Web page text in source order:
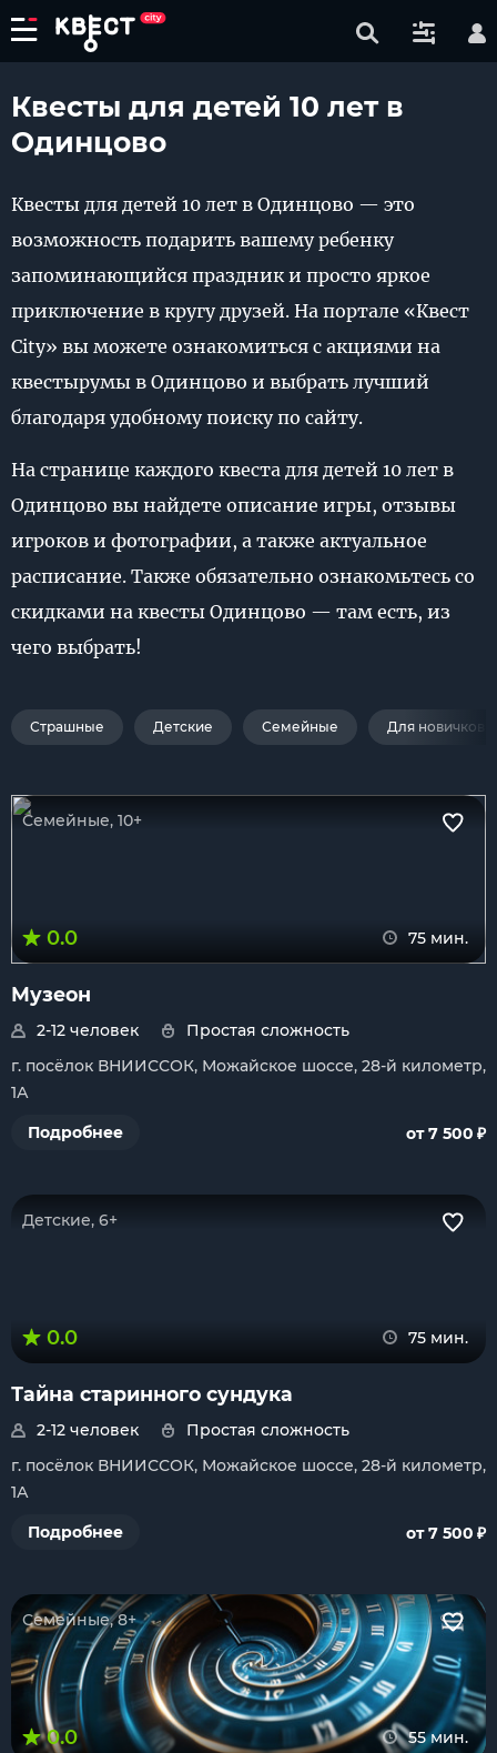
Квесты для детей 10 лет в
Одинцово
Квесты для детей 10 лет в Одинцово — это
возможность подарить вашему ребенку
запоминающийся праздник и просто яркое
приключение в кругу друзей. На портале «Квест
City» вы можете ознакомиться с акциями на
квестырумы в Одинцово и выбрать лучший
благодаря удобному поиску по сайту.
На странице каждого квеста для детей 10 лет в
Одинцово вы найдете описание игры, отзывы
игроков и фотографии, а также актуальное
расписание. Также обязательно ознакомьтесь со
скидками на квесты Одинцово — там есть, из
чего выбрать!
Страшные Детские Семейные Для новичков
Семейные, 10+
0.0 75 мин.
Музеон
2-12 человек
Простая сложность
г. посёлок ВНИИССОК, Можайское шоссе, 28-й километр,
1А
Подробнее
от 7 500 ₽
Детские, 6+
0.0 75 мин.
Тайна старинного сундука
2-12 человек
Простая сложность
г. посёлок ВНИИССОК, Можайское шоссе, 28-й километр,
1А
Подробнее
от 7 500 ₽
Семейные, 8+
0.0 55 мин.